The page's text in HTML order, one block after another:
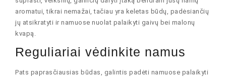
aromatui, tikrai nemažai, tačiau yra keletas būdų, padėsiančių
jų atsikratyti ir namuose nuolat palaikyti gaivų bei malonų
kvapą.
Reguliariai vėdinkite namus
Pats paprasčiausias būdas, galintis padėti namuose palaikyti